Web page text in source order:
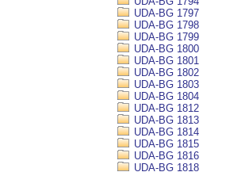
UDA-BG 1797
UDA-BG 1798
UDA-BG 1799
UDA-BG 1800
UDA-BG 1801
UDA-BG 1802
UDA-BG 1803
UDA-BG 1804
UDA-BG 1812
UDA-BG 1813
UDA-BG 1814
UDA-BG 1815
UDA-BG 1816
UDA-BG 1818